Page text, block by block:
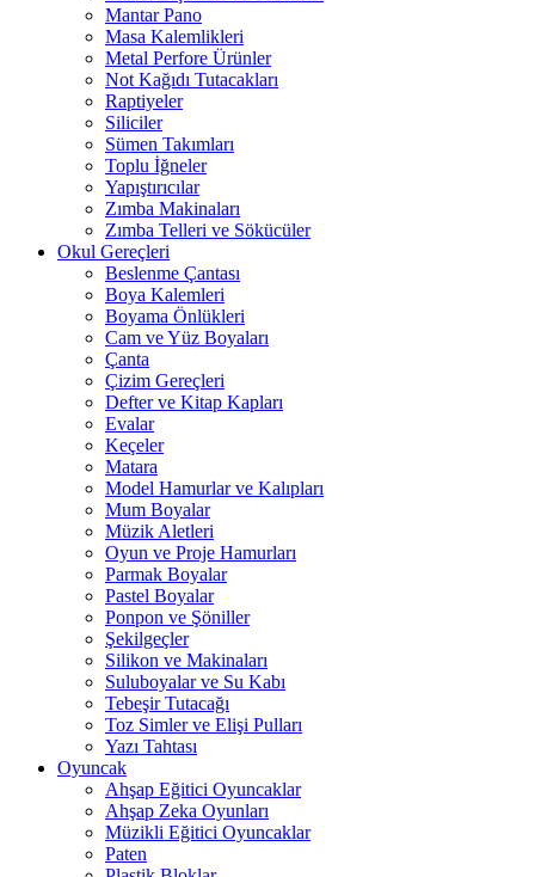
Mantar Pano
Masa Kalemlikleri
Metal Perfore Ürünler
Not Kağıdı Tutacakları
Raptiyeler
Siliciler
Sümen Takımları
Toplu İğneler
Yapıştırıcılar
Zımba Makinaları
Zımba Telleri ve Sökücüler
Okul Gereçleri
Beslenme Çantası
Boya Kalemleri
Boyama Önlükleri
Cam ve Yüz Boyaları
Çanta
Çizim Gereçleri
Defter ve Kitap Kapları
Evalar
Keçeler
Matara
Model Hamurlar ve Kalıpları
Mum Boyalar
Müzik Aletleri
Oyun ve Proje Hamurları
Parmak Boyalar
Pastel Boyalar
Ponpon ve Şöniller
Şekilgeçler
Silikon ve Makinaları
Suluboyalar ve Su Kabı
Tebeşir Tutacağı
Toz Simler ve Elişi Pulları
Yazı Tahtası
Oyuncak
Ahşap Eğitici Oyuncaklar
Ahşap Zeka Oyunları
Müzikli Eğitici Oyuncaklar
Paten